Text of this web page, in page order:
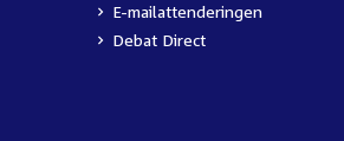
E-mailattenderingen
Debat Direct